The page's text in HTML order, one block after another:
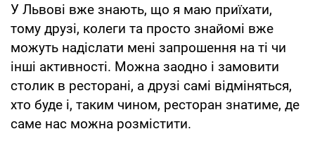
У Львові вже знають, що я маю приїхати,
тому друзі, колеги та просто знайомі вже
можуть надіслати мені запрошення на ті чи
інші активності. Можна заодно і замовити
столик в ресторані, а друзі самі відміняться,
хто буде і, таким чином, ресторан знатиме, де
саме нас можна розмістити.